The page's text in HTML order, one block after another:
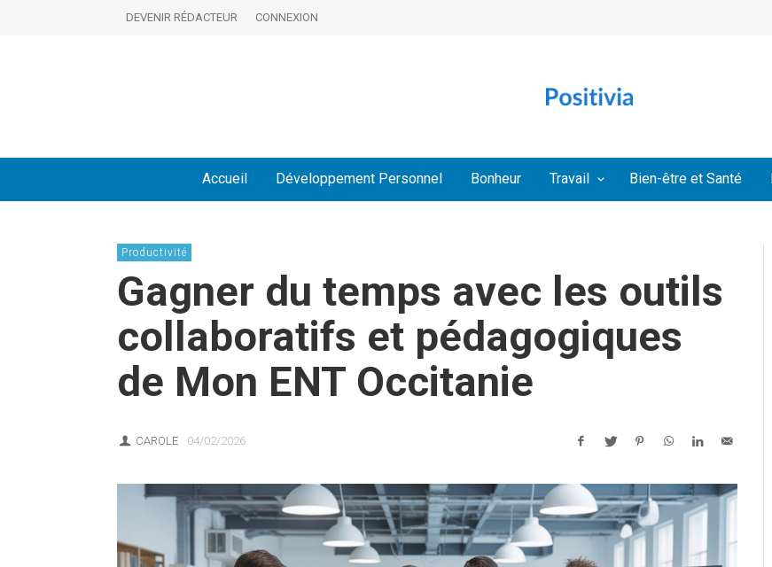
DEVENIR RÉDACTEUR CONNEXION
Accueil Développement Personnel Bonheur Travail Bien-être et Santé
Productivité
Gagner du temps avec les outils
collaboratifs et pédagogiques
de Mon ENT Occitanie
CAROLE 04/02/2026